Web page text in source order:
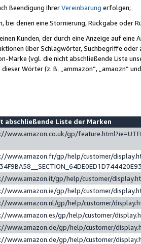
Beendigung IhrerVereinbarung erfolgen;
bei denen eine Stornierung, Rückgabe oder
Kunden, der durch eine Anzeige auf
über Schlagwörter, Suchbegriffe
Marke (vgl. die nicht abschließende Liste
Wörter (z. B. „ammazon“, „amaozn“
abschließende Liste der Marken
www.amazon.co.uk/gp/
www.amazon.fr/gp/help/customer/
www.amazon.it/gp/help/customer/
www.amazon.ie/gp/help/customer/
www.amazon.nl/gp/help/customer/
www.amazon.es/gp/help/customer/
www.amazon.de/gp/help/customer/
www.amazon.de/gp/help/customer/